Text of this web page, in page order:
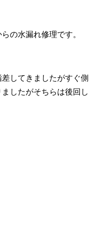
の水漏れ修理です。
してきましたがすぐ側
したがそちらは後回し